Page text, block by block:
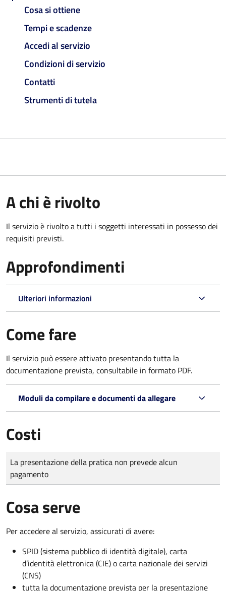
Cosa si ottiene
Tempi e scadenze
Accedi al servizio
Condizioni di servizio
Contatti
Strumenti di tutela
A chi è rivolto
Il servizio è rivolto a tutti i soggetti interessati in possesso dei
requisiti previsti.
Approfondimenti
Ulteriori informazioni
Come fare
Il servizio può essere attivato presentando tutta la
documentazione prevista, consultabile in formato PDF.
Moduli da compilare e documenti da allegare
Costi
Tipo di pagamento
Importo
La presentazione della pratica non prevede alcun
pagamento
Cosa serve
Per accedere al servizio, assicurati di avere:
SPID (sistema pubblico di identità digitale), carta
d’identità elettronica (CIE) o carta nazionale dei servizi
(CNS)
tutta la documentazione prevista per la presentazione